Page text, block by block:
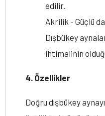
edilir.
Akrilik - Güçlü
Dışbükey
ihtimalinin
4. Özellikler
Doğru dışbükey